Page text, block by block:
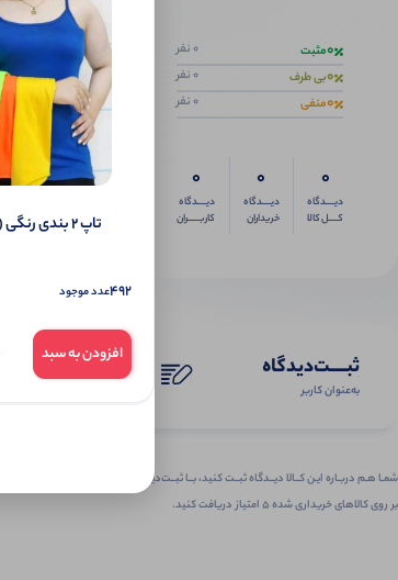
0مثبت 0 نفر
0بی طرف 0 نفر
0منفی 0 نفر
0
دیــــدگاه
کــــل کالا
0
دیــــدگاه
خریداران
0
دیــــدگاه
کاربـــــران
ثبـــــت‌دیدگاه
به‌عنوان کاربر
شمـا هـم دربـاره ایـن کــالا دیــدگاه ثبــت کنید، بــا ثبــت‌دیـدگاه
بر روی کالاهای خریداری شده ۵ امتیاز دریافت کنید.
تاپ ۲ بندی رنگی (پک 6 عددی)
492عدد موجود
افزودن به سبد